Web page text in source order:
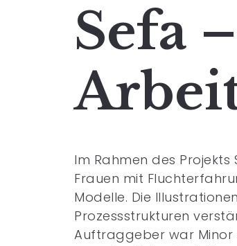
Sefa
Im Rahmen des
Frauen mit
Modelle. Die
Prozessstrukturen
Auftraggeber war